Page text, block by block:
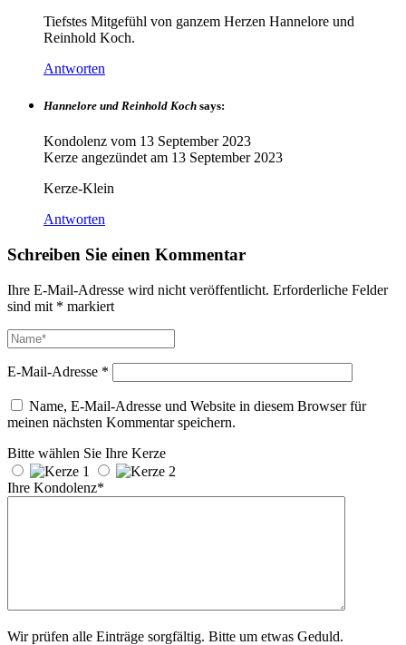
Tiefstes Mitgefühl von ganzem Herzen Hannelore und
Reinhold Koch.
Antworten
Hannelore und Reinhold Koch says:
Kondolenz vom 13 September 2023
Kerze angezündet am 13 September 2023
Kerze-Klein
Antworten
Schreiben Sie einen Kommentar
Ihre E-Mail-Adresse wird nicht veröffentlicht. Erforderliche Felder
sind mit * markiert
E-Mail-Adresse *
Name, E-Mail-Adresse und Website in diesem Browser für
meinen nächsten Kommentar speichern.
Bitte wählen Sie Ihre Kerze
Ihre Kondolenz*
Wir prüfen alle Einträge sorgfältig. Bitte um etwas Geduld.